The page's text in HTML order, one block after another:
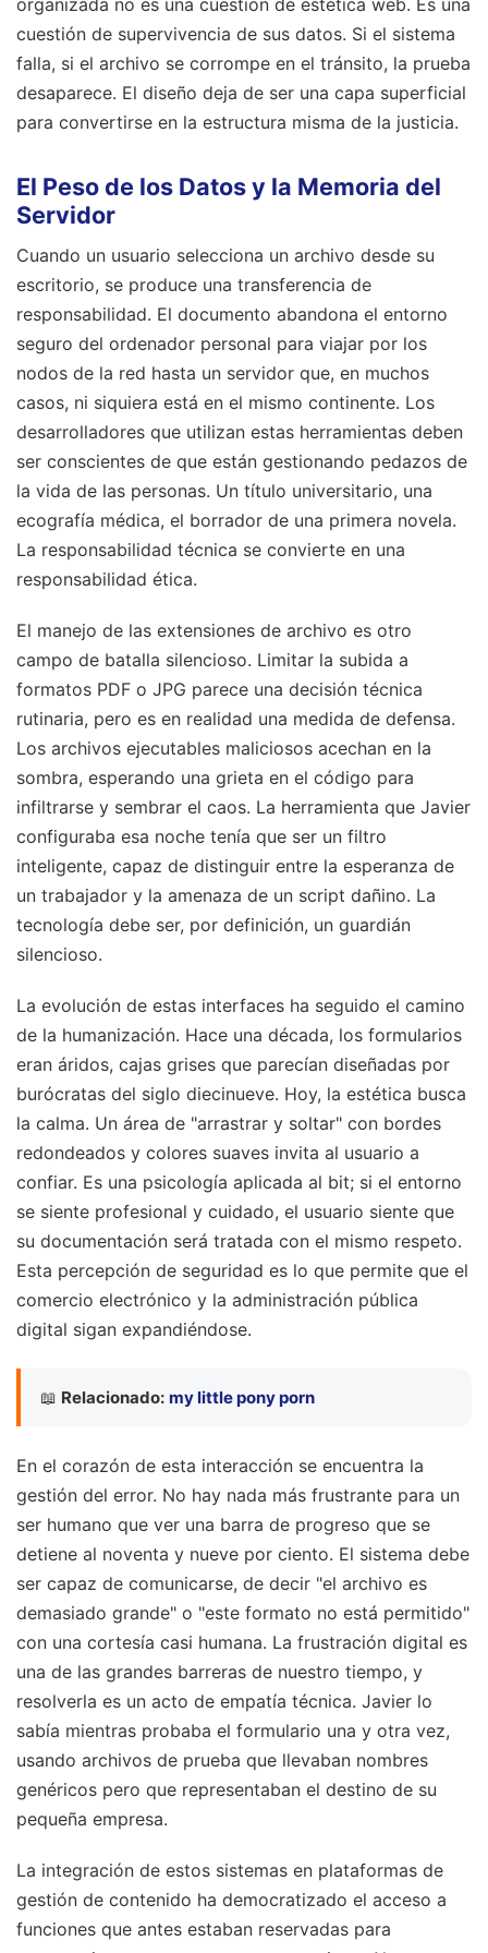
cuestión de supervivencia de sus datos. Si el sistema
falla, si el archivo se corrompe en el tránsito, la prueba
desaparece. El diseño deja de ser una capa superficial
para convertirse en la estructura misma de la justicia.
El Peso de los Datos y la Memoria del
Servidor
Cuando un usuario selecciona un archivo desde su
escritorio, se produce una transferencia de
responsabilidad. El documento abandona el entorno
seguro del ordenador personal para viajar por los
nodos de la red hasta un servidor que, en muchos
casos, ni siquiera está en el mismo continente. Los
desarrolladores que utilizan estas herramientas deben
ser conscientes de que están gestionando pedazos de
la vida de las personas. Un título universitario, una
ecografía médica, el borrador de una primera novela.
La responsabilidad técnica se convierte en una
responsabilidad ética.
El manejo de las extensiones de archivo es otro
campo de batalla silencioso. Limitar la subida a
formatos PDF o JPG parece una decisión técnica
rutinaria, pero es en realidad una medida de defensa.
Los archivos ejecutables maliciosos acechan en la
sombra, esperando una grieta en el código para
infiltrarse y sembrar el caos. La herramienta que Javier
configuraba esa noche tenía que ser un filtro
inteligente, capaz de distinguir entre la esperanza de
un trabajador y la amenaza de un script dañino. La
tecnología debe ser, por definición, un guardián
silencioso.
La evolución de estas interfaces ha seguido el camino
de la humanización. Hace una década, los formularios
eran áridos, cajas grises que parecían diseñadas por
burócratas del siglo diecinueve. Hoy, la estética busca
la calma. Un área de "arrastrar y soltar" con bordes
redondeados y colores suaves invita al usuario a
confiar. Es una psicología aplicada al bit; si el entorno
se siente profesional y cuidado, el usuario siente que
su documentación será tratada con el mismo respeto.
Esta percepción de seguridad es lo que permite que el
comercio electrónico y la administración pública
digital sigan expandiéndose.
📖 Relacionado: my little pony porn
En el corazón de esta interacción se encuentra la
gestión del error. No hay nada más frustrante para un
ser humano que ver una barra de progreso que se
detiene al noventa y nueve por ciento. El sistema debe
ser capaz de comunicarse, de decir "el archivo es
demasiado grande" o "este formato no está permitido"
con una cortesía casi humana. La frustración digital es
una de las grandes barreras de nuestro tiempo, y
resolverla es un acto de empatía técnica. Javier lo
sabía mientras probaba el formulario una y otra vez,
usando archivos de prueba que llevaban nombres
genéricos pero que representaban el destino de su
pequeña empresa.
La integración de estos sistemas en plataformas de
gestión de contenido ha democratizado el acceso a
funciones que antes estaban reservadas para